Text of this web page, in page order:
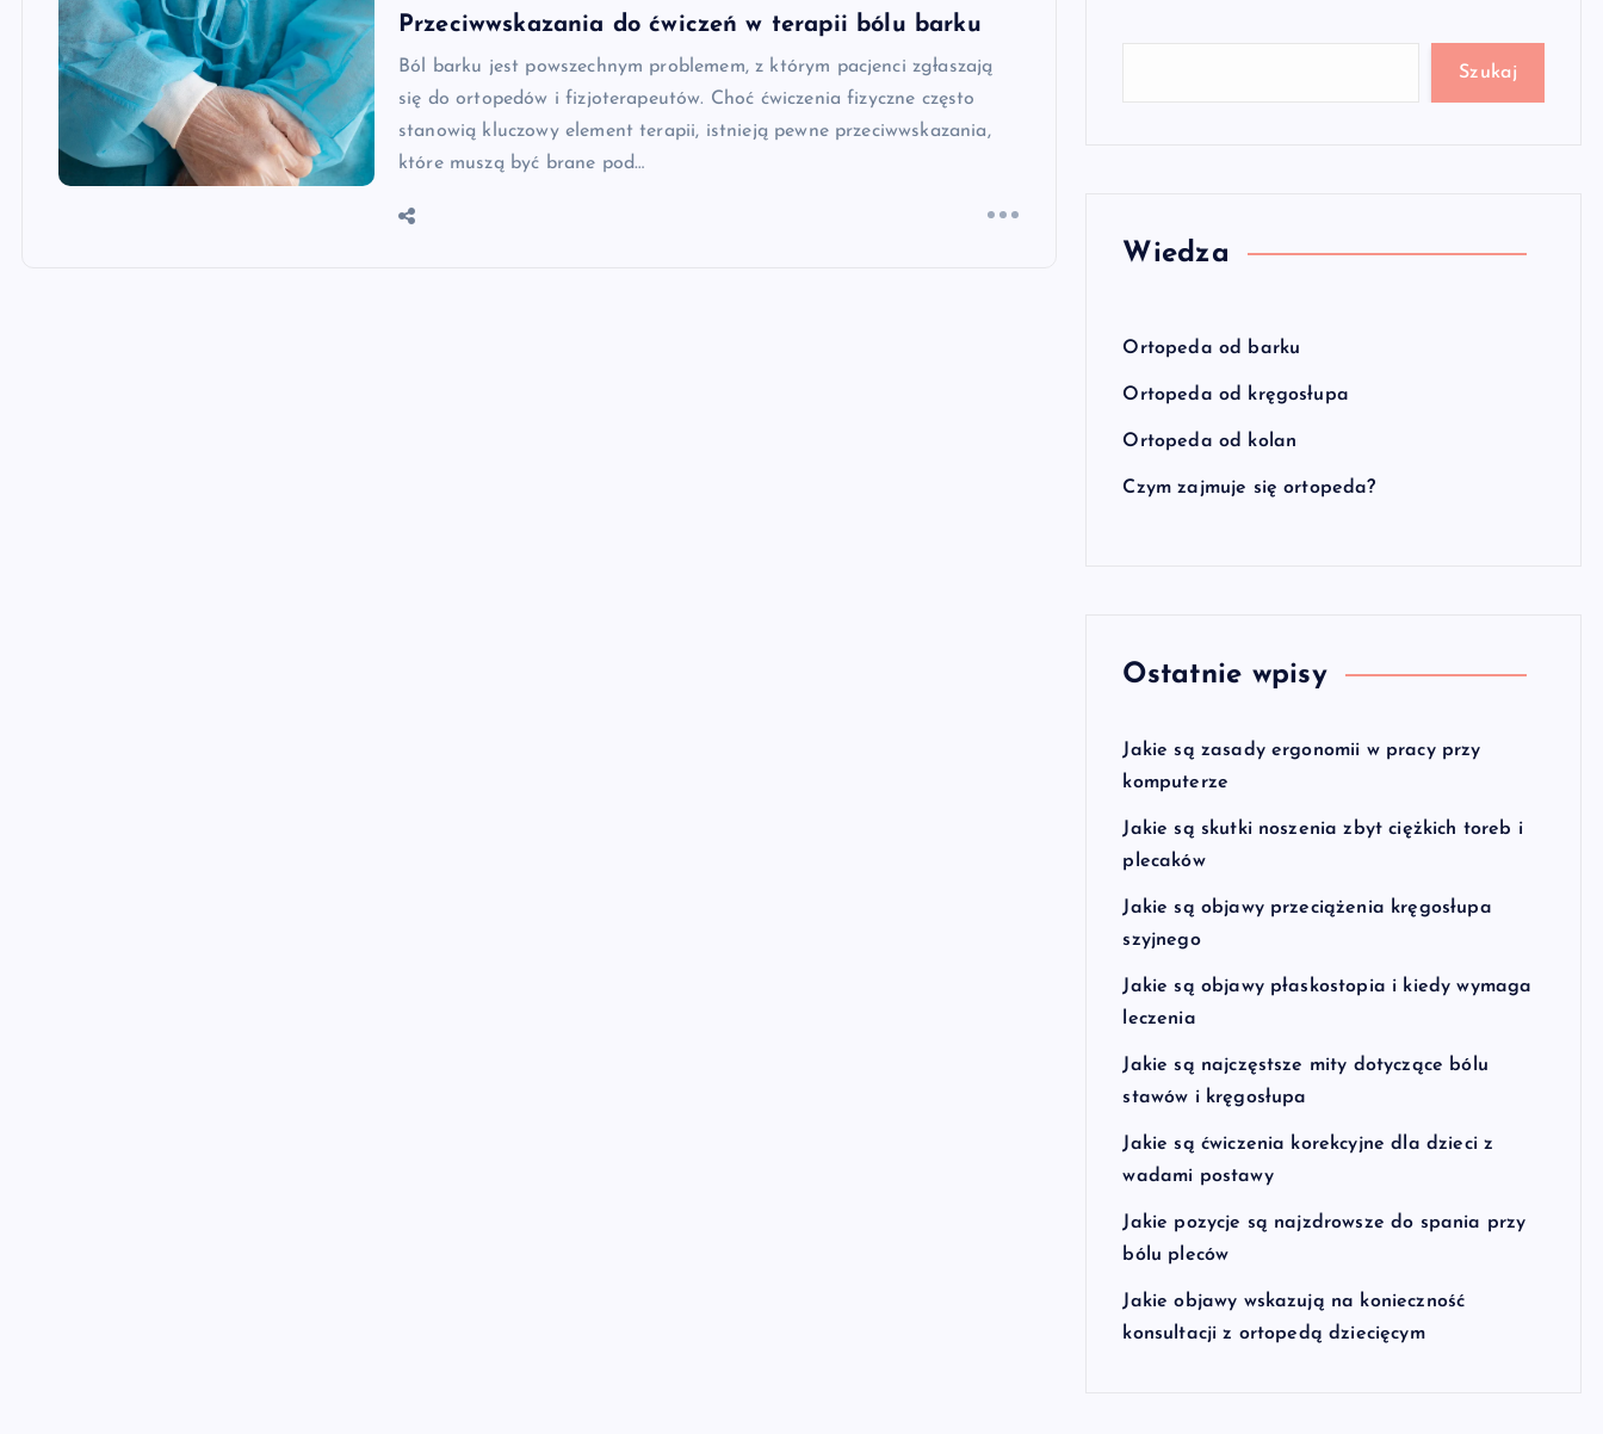
Przeciwwskazania do ćwiczeń w terapii bólu barku
Ból barku jest powszechnym problemem, z którym pacjenci zgłaszają
się do ortopedów i fizjoterapeutów. Choć ćwiczenia fizyczne często
stanowią kluczowy element terapii, istnieją pewne przeciwwskazania,
które muszą być brane pod…
Szukaj
Wiedza
Ortopeda od barku
Ortopeda od kręgosłupa
Ortopeda od kolan
Czym zajmuje się ortopeda?
Ostatnie wpisy
Jakie są zasady ergonomii w pracy przy
komputerze
Jakie są skutki noszenia zbyt ciężkich toreb i
plecaków
Jakie są objawy przeciążenia kręgosłupa
szyjnego
Jakie są objawy płaskostopia i kiedy wymaga
leczenia
Jakie są najczęstsze mity dotyczące bólu
stawów i kręgosłupa
Jakie są ćwiczenia korekcyjne dla dzieci z
wadami postawy
Jakie pozycje są najzdrowsze do spania przy
bólu pleców
Jakie objawy wskazują na konieczność
konsultacji z ortopedą dziecięcym